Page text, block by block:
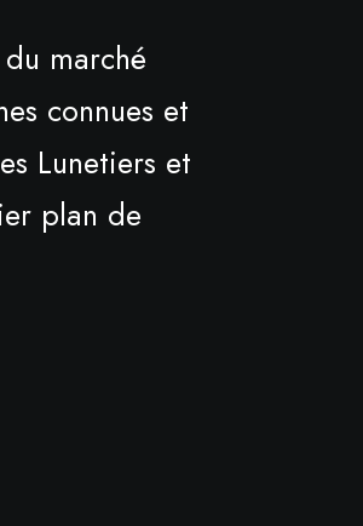
marché
connues et
Lunetiers et
plan de